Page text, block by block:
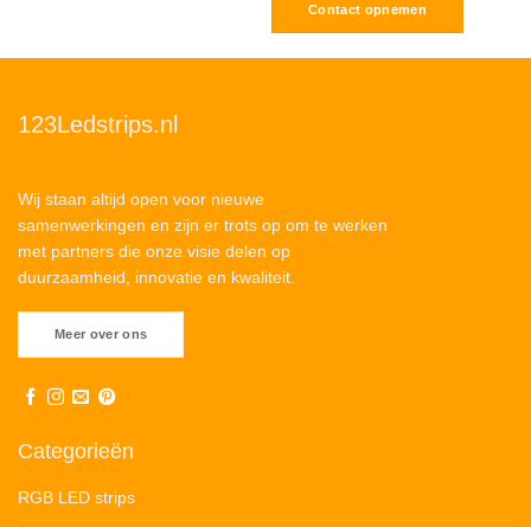
Contact opnemen
123Ledstrips.nl
Wij staan altijd open voor nieuwe
samenwerkingen en zijn er trots op om te werken
met partners die onze visie delen op
duurzaamheid, innovatie en kwaliteit.
Meer over ons
Categorieën
RGB LED strips